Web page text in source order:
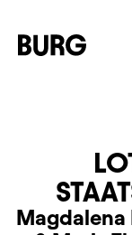
Direkt zum
Magdalena